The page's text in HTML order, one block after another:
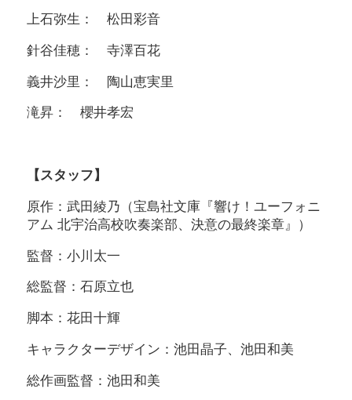
上石弥生： 松田彩音
針谷佳穂： 寺澤百花
義井沙里： 陶山恵実里
滝昇： 櫻井孝宏
【スタッフ】
原作：武田綾乃（宝島社文庫『響け！ユーフォニ
アム 北宇治高校吹奏楽部、決意の最終楽章』）
監督：小川太一
総監督：石原立也
脚本：花田十輝
キャラクターデザイン：池田晶子、池田和美
総作画監督：池田和美